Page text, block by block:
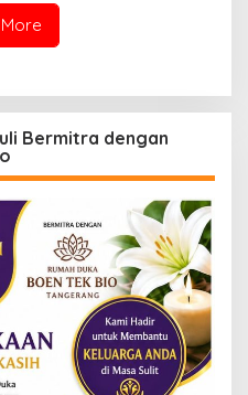
Bermitra dengan